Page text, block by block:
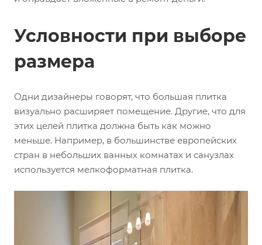
Условности при выборе
размера
Одни дизайнеры говорят, что большая плитка
визуально расширяет помещение. Другие, что для
этих целей плитка должна быть как можно
меньше. Например, в большинстве европейских
стран в небольших ванных комнатах и санузлах
используется мелкоформатная плитка.